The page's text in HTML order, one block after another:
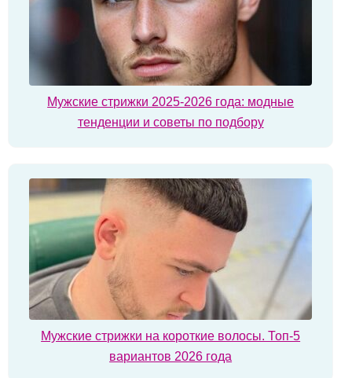
Мужские стрижки 2025-2026 года: модные
тенденции и советы по подбору
Мужские стрижки на короткие волосы. Топ-5
вариантов 2026 года